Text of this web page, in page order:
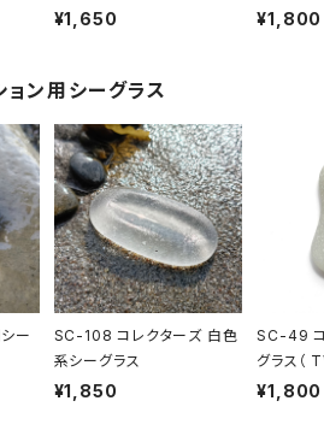
¥1,650 ¥1,800
ョン用シーグラス
ー
SC-108 コレクターズ 白色
系シーグラス
¥1,850
SC-49 コ
グラス（
¥1,800